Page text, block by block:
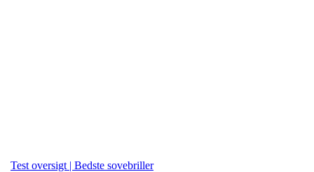
Test oversigt | Bedste sovebriller